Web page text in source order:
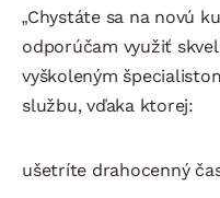
„Chystáte sa na novú
odporúčam využiť
vyškoleným
službu, vďaka ktorej:
ušetríte drahocenný